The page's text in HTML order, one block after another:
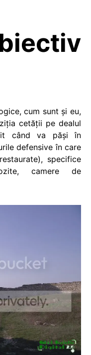
cum sunt şi eu,
cetăţii pe dealul
când va păşi în
defensive în care
specifice
camere de